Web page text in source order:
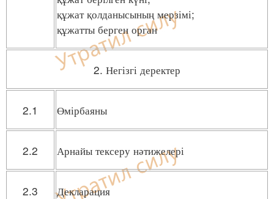
құжат қолданысының мерзімі;
құжатты берген орган
2. Негізгі деректер
2.1 Өмірбаяны
2.2 Арнайы тексеру нәтижелері
2.3 Декларация